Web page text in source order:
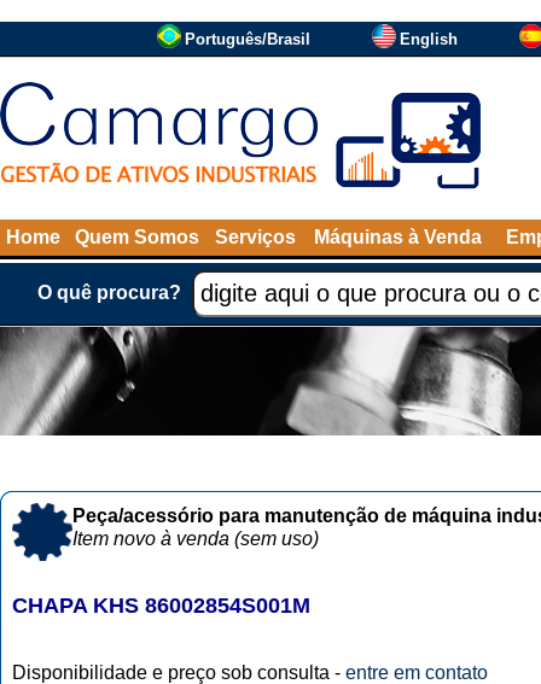
Português/Brasil English
Home Quem Somos Serviços Máquinas à Venda
O quê procura?
Peça/acessório para manutenção de máquina
Item novo à venda (sem uso)
CHAPA KHS 86002854S001M
Disponibilidade e preço sob consulta - entre em contato